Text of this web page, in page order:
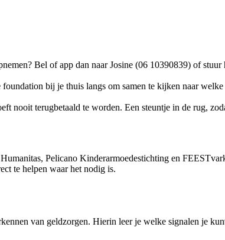
Bel of app dan naar Josine (06 10390839) of stuur
bij je thuis langs om samen te kijken naar
nooit terugbetaald te worden. Een steuntje in de rug,
Pelicano Kinderarmoedestichting en
te helpen waar het nodig is.
van geldzorgen. Hierin leer je welke signalen je